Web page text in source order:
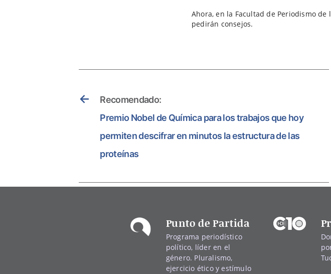
Ahora, en la Facultad de Periodismo
pedirán consejos.
←
Recomendado:
Premio Nobel de Química para los trabajos que hoy
permiten descifrar en minutos la estructura de las
proteínas
Punto de Partida
Programa periodístico
político, líder en el
género. Pluralismo,
ejercicio ético y estímulo